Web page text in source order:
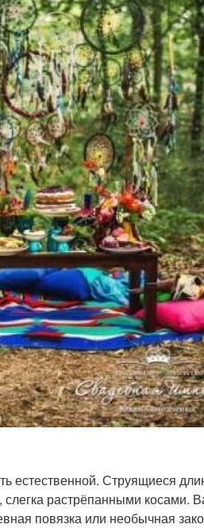
естественной. Струящиеся
растрёпанными косами.
повязка или необычная